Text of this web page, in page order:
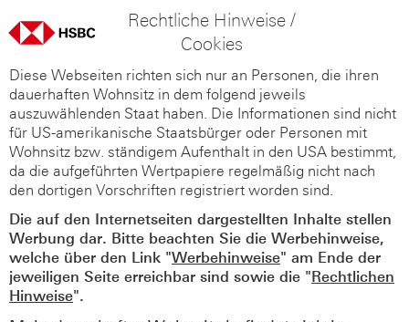
Rechtliche Hinweise /
Cookies
Diese Webseiten richten sich nur an Personen, die ihren
dauerhaften Wohnsitz in dem folgend jeweils
auszuwählenden Staat haben. Die Informationen sind nicht
für US-amerikanische Staatsbürger oder Personen mit
Wohnsitz bzw. ständigem Aufenthalt in den USA bestimmt,
da die aufgeführten Wertpapiere regelmäßig nicht nach
den dortigen Vorschriften registriert worden sind.
Die auf den Internetseiten dargestellten Inhalte stellen
Werbung dar. Bitte beachten Sie die Werbehinweise,
welche über den Link "Werbehinweise" am Ende der
jeweiligen Seite erreichbar sind sowie die "Rechtlichen
Hinweise".